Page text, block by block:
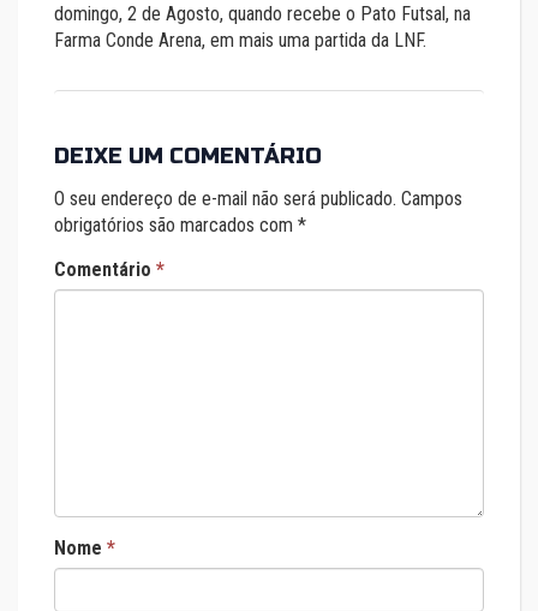
domingo, 2 de Agosto, quando recebe o Pato Futsal, na
Farma Conde Arena, em mais uma partida da LNF.
DEIXE UM COMENTÁRIO
O seu endereço de e-mail não será publicado. Campos
obrigatórios são marcados com *
Comentário *
Nome *